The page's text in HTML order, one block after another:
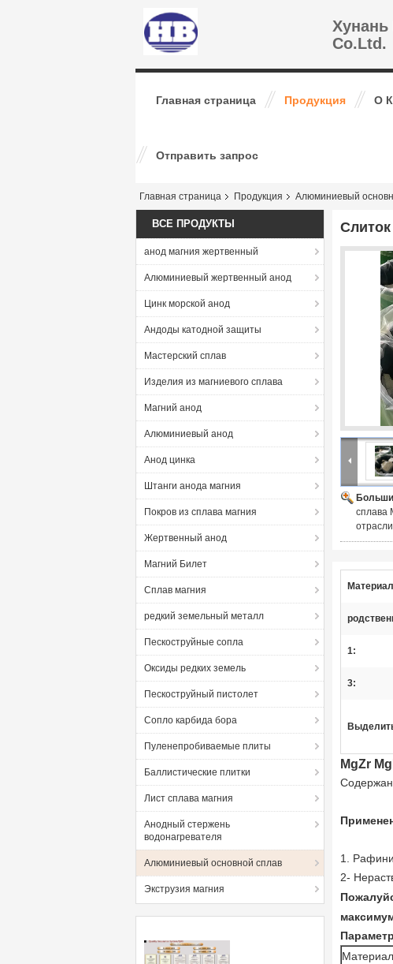
Хунань
Co.Ltd.
Главная страница Продукция О
Отправить запрос
Главная страница Продукция Алюминиевый
ВСЕ ПРОДУКТЫ
анод магния жертвенный
Алюминиевый жертвенный анод
Цинк морской анод
Андоды катодной защиты
Мастерский сплав
Изделия из магниевого сплава
Магний анод
Алюминиевый анод
Анод цинка
Штанги анода магния
Покров из сплава магния
Жертвенный анод
Магний Билет
Сплав магния
редкий земельный металл
Пескоструйные сопла
Оксиды редких земель
Пескоструйный пистолет
Сопло карбида бора
Пуленепробиваемые плиты
Баллистические плитки
Лист сплава магния
Анодный стержень
водонагревателя
Алюминиевый основной сплав
Экструзия магния
сплава
отрасли
1:
3:
MgZr
1.
2-
Материал